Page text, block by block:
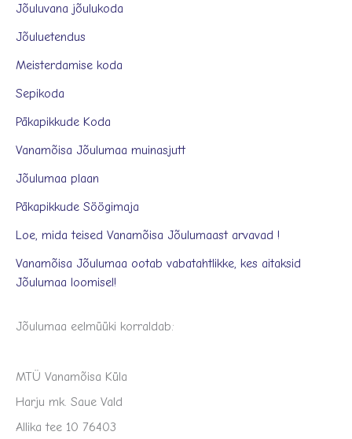
Jõuluvana jõulukoda
Jõuluetendus
Meisterdamise koda
Sepikoda
Päkapikkude Koda
Vanamõisa Jõulumaa muinasjutt
Jõulumaa plaan
Päkapikkude Söögimaja
Loe, mida teised Vanamõisa Jõulumaast arvavad !
Vanamõisa Jõulumaa ootab vabatahtlikke, kes aitaksid
Jõulumaa loomisel!
Jõulumaa eelmüüki korraldab:
MTÜ Vanamõisa Küla
Harju mk. Saue Vald
Allika tee 10 76403